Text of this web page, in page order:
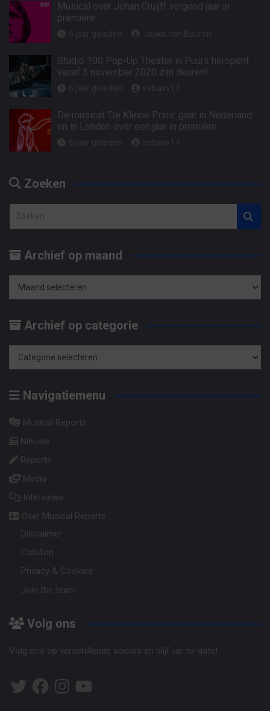
Musical over Johan Cruijff volgend jaar in
première
Studio 100 Pop-Up Theater in Puurs heropent
vanaf 3 november 2020 zijn deuren!
De musical ‘De Kleine Prins’ gaat in Nederland
en in London over een jaar in première.
Zoeken
k
Archief op maand
Archief
maandArchief op categorie
Archief
categorie
Navigatiemenu
Musical Reports
Nieuws
Reports
Media
Interviews
Over Musical Reports
Disclaimer
Colofon
Privacy & Cookies
Join the team
Volg ons
Volg ons op verschillende socials en blijf up-to-date!
TwitterFacebookInstagram
YouTube